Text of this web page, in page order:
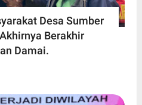
Desa Sumber
Berakhir
Damai.